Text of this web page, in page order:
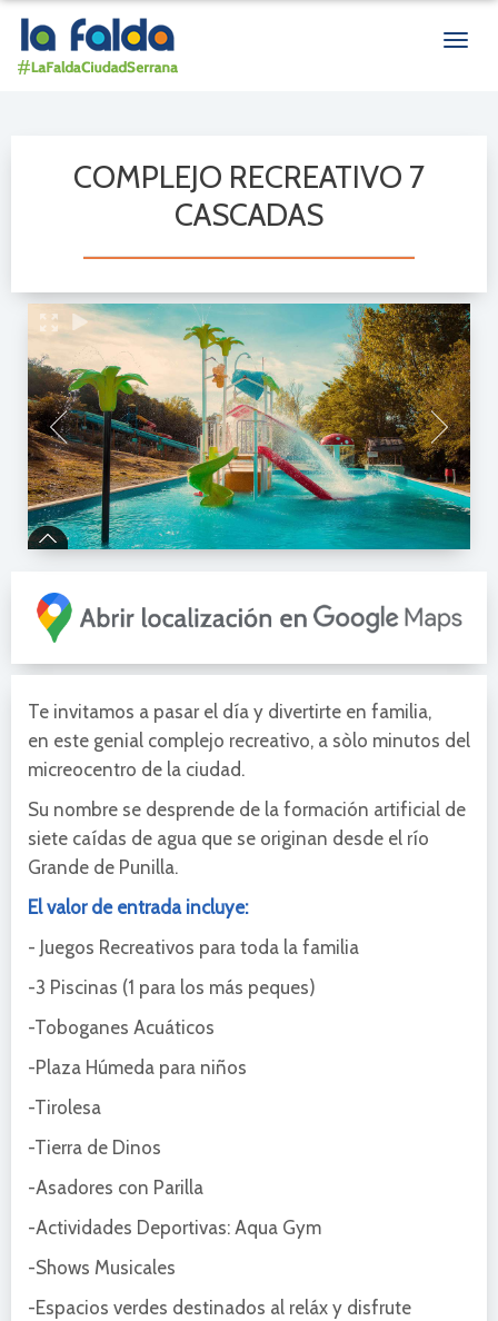
COMPLEJO RECREATIVO 7
CASCADAS
Te invitamos a pasar el día y divertirte en familia,
en este genial complejo recreativo, a sòlo minutos del
micreocentro de la ciudad.
Su nombre se desprende de la formación artificial de
siete caídas de agua que se originan desde el río
Grande de Punilla.
El valor de entrada incluye:
- Juegos Recreativos para toda la familia
-3 Piscinas (1 para los más peques)
-Toboganes Acuáticos
-Plaza Húmeda para niños
-Tirolesa
-Tierra de Dinos
-Asadores con Parilla
-Actividades Deportivas: Aqua Gym
-Shows Musicales
-Espacios verdes destinados al reláx y disfrute